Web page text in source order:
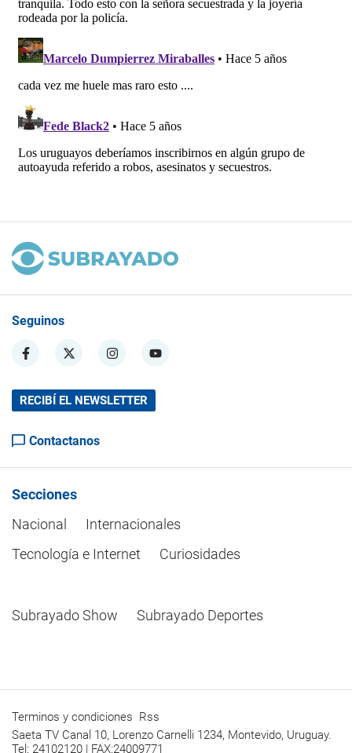
Seguinos
RECIBÍ EL NEWSLETTER
Contactanos
Secciones
Nacional
Internacionales
Tecnología e Internet
Curiosidades
Subrayado Show Subrayado Deportes
Terminos y condiciones Rss
Saeta TV Canal 10, Lorenzo Carnelli 1234, Montevido, Uruguay.
Tel: 24102120 | FAX:24009771